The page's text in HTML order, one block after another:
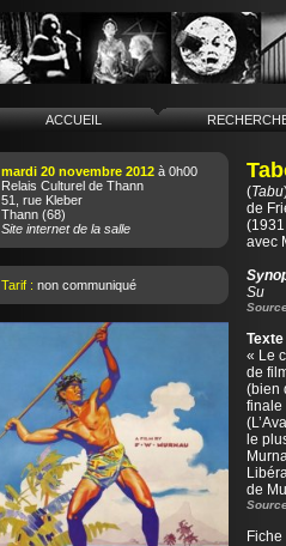
ACCUEIL
mardi 20 novembre 2012 à 0h00
Relais Culturel de Thann
51, rue Kleber
Thann (68)
Site internet de la salle
Tarif : non communiqué
(Tabu
de
avec
Su
« Le
de
(bien
finale
le
de